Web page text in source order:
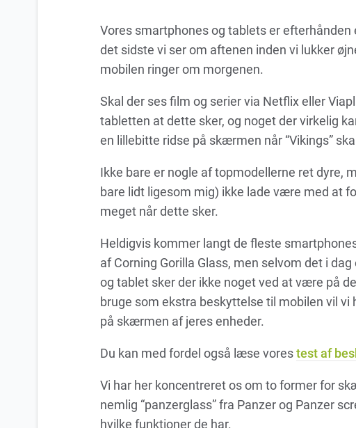
Vores smartphones og tablets er
det sidste vi ser om aftenen inden vi lukker
mobilen ringer om morgenen.
Skal der ses film og serier via Netflix eller
tabletten at dette sker, og noget der virkelig
en lillebitte ridse på skærmen når “Vikings”
Ikke bare er nogle af topmodellerne ret dyre,
bare lidt ligesom mig) ikke lade være med at
meget når dette sker.
Heldigvis kommer langt de fleste
af Corning Gorilla Glass, men selvom det i
og tablet sker der ikke noget ved at være på
bruge som ekstra beskyttelse til mobilen vil
på skærmen af jeres enheder.
Du kan med fordel også læse vorestest af
Vi har her koncentreret os om to former for
nemlig “panzerglass” fra Panzer og Panzer
hvilke funktioner de har.